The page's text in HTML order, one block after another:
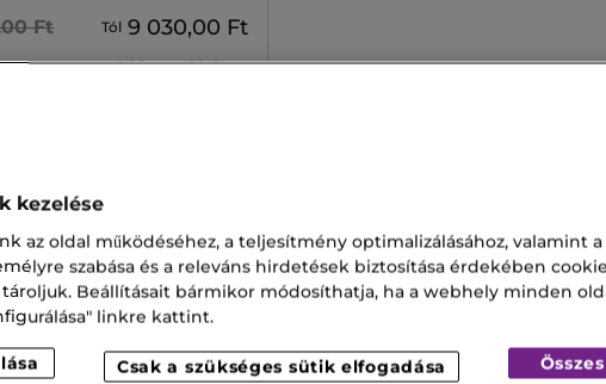
Ft Tól 9 030,00 Ft
4 kiszerelésben
Izia 50 Ml
Kors Yves Saint Laurent Toilette
Toilette
kezelése
az oldal működéséhez, a teljesítmény optimalizálásához, valamint
szabása és a releváns hirdetések biztosítása érdekében
Beállításait bármikor módosíthatja, ha a webhely minden
linkre kattint.
Csak a szükséges sütik elfogadása